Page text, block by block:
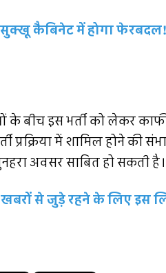
कैबिनेट में होगा
के बीच इस भर्ती को लेकर
में शामिल होने की
अवसर साबित हो सकती है।
खबरों से जुड़े रहने के लिए